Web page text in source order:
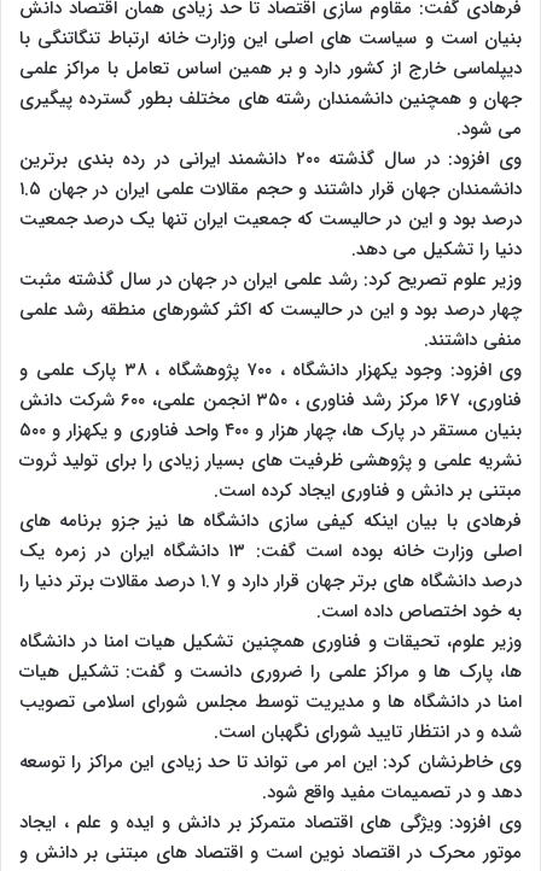
فرهادی گفت: مقاوم سازی اقتصاد تا حد زیادی همان اقتصاد دانش
بنیان است و سیاست های اصلی این وزارت خانه ارتباط تنگاتنگی با
دیپلماسی خارج از کشور دارد و بر همین اساس تعامل با مراکز علمی
جهان و همچنین دانشمندان رشته های مختلف بطور گسترده پیگیری
می شود.
وی افزود: در سال گذشته ۲۰۰ دانشمند ایرانی در رده بندی برترین
دانشمندان جهان قرار داشتند و حجم مقالات علمی ایران در جهان ۱.۵
درصد بود و این در حالیست که جمعیت ایران تنها یک درصد جمعیت
دنیا را تشکیل می دهد.
وزیر علوم تصریح کرد: رشد علمی ایران در جهان در سال گذشته مثبت
چهار درصد بود و این در حالیست که اکثر کشورهای منطقه رشد علمی
منفی داشتند.
وی افزود: وجود یکهزار دانشگاه ، ۷۰۰ پژوهشگاه ، ۳۸ پارک علمی و
فناوری، ۱۶۷ مرکز رشد فناوری ، ۳۵۰ انجمن علمی، ۶۰۰ شرکت دانش
بنیان مستقر در پارک ها، چهار هزار و ۴۰۰ واحد فناوری و یکهزار و ۵۰۰
نشریه علمی و پژوهشی ظرفیت های بسیار زیادی را برای تولید ثروت
مبتنی بر دانش و فناوری ایجاد کرده است.
فرهادی با بیان اینکه کیفی سازی دانشگاه ها نیز جزو برنامه های
اصلی وزارت خانه بوده است گفت: ۱۳ دانشگاه ایران در زمره یک
درصد دانشگاه های برتر جهان قرار دارد و ۱.۷ درصد مقالات برتر دنیا را
به خود اختصاص داده است.
وزیر علوم، تحیقات و فناوری همچنین تشکیل هیات امنا در دانشگاه
ها، پارک ها و مراکز علمی را ضروری دانست و گفت: تشکیل هیات
امنا در دانشگاه ها و مدیریت توسط مجلس شورای اسلامی تصویب
شده و در انتظار تایید شورای نگهبان است.
وی خاطرنشان کرد: این امر می تواند تا حد زیادی این مراکز را توسعه
دهد و در تصمیمات مفید واقع شود.
وی افزود: ویژگی های اقتصاد متمرکز بر دانش و ایده و علم ، ایجاد
موتور محرک در اقتصاد نوین است و اقتصاد های مبتنی بر دانش و